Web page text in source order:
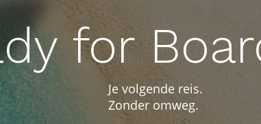
for
Je volgende reis.
Zonder omweg.